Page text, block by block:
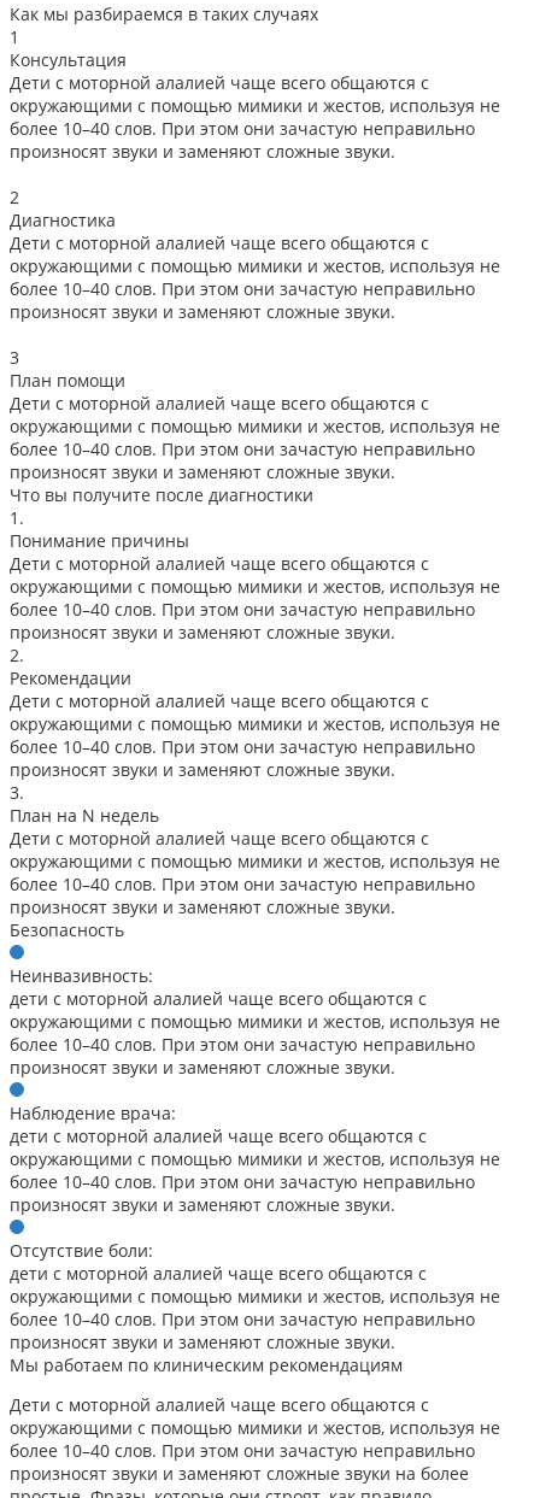
Как мы разбираемся в таких случаях
1
Консультация
Дети с моторной алалией чаще всего общаются с
окружающими с помощью мимики и жестов, используя не
более 10–40 слов. При этом они зачастую неправильно
произносят звуки и заменяют сложные звуки.
2
Диагностика
Дети с моторной алалией чаще всего общаются с
окружающими с помощью мимики и жестов, используя не
более 10–40 слов. При этом они зачастую неправильно
произносят звуки и заменяют сложные звуки.
3
План помощи
Дети с моторной алалией чаще всего общаются с
окружающими с помощью мимики и жестов, используя не
более 10–40 слов. При этом они зачастую неправильно
произносят звуки и заменяют сложные звуки.
Что вы получите после диагностики
1.
Понимание причины
Дети с моторной алалией чаще всего общаются с
окружающими с помощью мимики и жестов, используя не
более 10–40 слов. При этом они зачастую неправильно
произносят звуки и заменяют сложные звуки.
2.
Рекомендации
Дети с моторной алалией чаще всего общаются с
окружающими с помощью мимики и жестов, используя не
более 10–40 слов. При этом они зачастую неправильно
произносят звуки и заменяют сложные звуки.
3.
План на N недель
Дети с моторной алалией чаще всего общаются с
окружающими с помощью мимики и жестов, используя не
более 10–40 слов. При этом они зачастую неправильно
произносят звуки и заменяют сложные звуки.
Безопасность
Неинвазивность:
дети с моторной алалией чаще всего общаются с
окружающими с помощью мимики и жестов, используя не
более 10–40 слов. При этом они зачастую неправильно
произносят звуки и заменяют сложные звуки.
Наблюдение врача:
дети с моторной алалией чаще всего общаются с
окружающими с помощью мимики и жестов, используя не
более 10–40 слов. При этом они зачастую неправильно
произносят звуки и заменяют сложные звуки.
Отсутствие боли:
дети с моторной алалией чаще всего общаются с
окружающими с помощью мимики и жестов, используя не
более 10–40 слов. При этом они зачастую неправильно
произносят звуки и заменяют сложные звуки.
Мы работаем по клиническим рекомендациям
Дети с моторной алалией чаще всего общаются с
окружающими с помощью мимики и жестов, используя не
более 10–40 слов. При этом они зачастую неправильно
произносят звуки и заменяют сложные звуки на более